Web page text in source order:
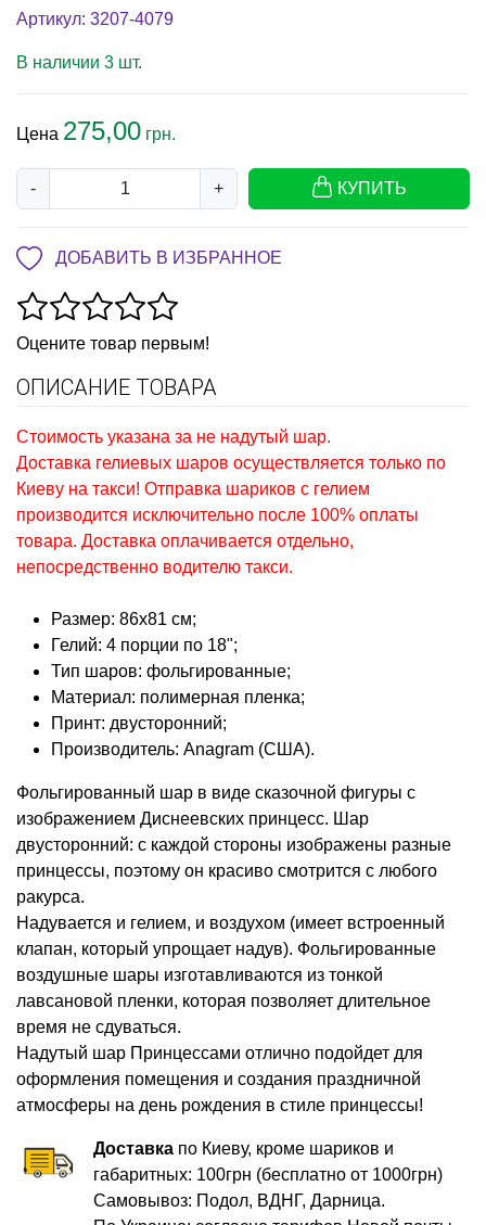
Артикул: 3207-4079
В наличии 3 шт.
Цена 275,00 грн.
- + КУПИТЬ
ДОБАВИТЬ В ИЗБРАННОЕ
Оцените товар первым!
ОПИСАНИЕ ТОВАРА
Стоимость указана за не надутый шар.
Доставка гелиевых шаров осуществляется только по
Киеву на такси! Отправка шариков с гелием
производится исключительно после 100% оплаты
товара. Доставка оплачивается отдельно,
непосредственно водителю такси.
Размер: 86х81 см;
Гелий: 4 порции по 18";
Тип шаров: фольгированные;
Материал: полимерная пленка;
Принт: двусторонний;
Производитель: Anagram (США).
Фольгированный шар в виде сказочной фигуры с
изображением Диснеевских принцесс. Шар
двусторонний: с каждой стороны изображены разные
принцессы, поэтому он красиво смотрится с любого
ракурса.
Надувается и гелием, и воздухом (имеет встроенный
клапан, который упрощает надув). Фольгированные
воздушные шары изготавливаются из тонкой
лавсановой пленки, которая позволяет длительное
время не сдуваться.
Надутый шар Принцессами отлично подойдет для
оформления помещения и создания праздничной
атмосферы на день рождения в стиле принцессы!
Доставка по Киеву, кроме шариков и
габаритных: 100грн (бесплатно от 1000грн)
Самовывоз: Подол, ВДНГ, Дарница.